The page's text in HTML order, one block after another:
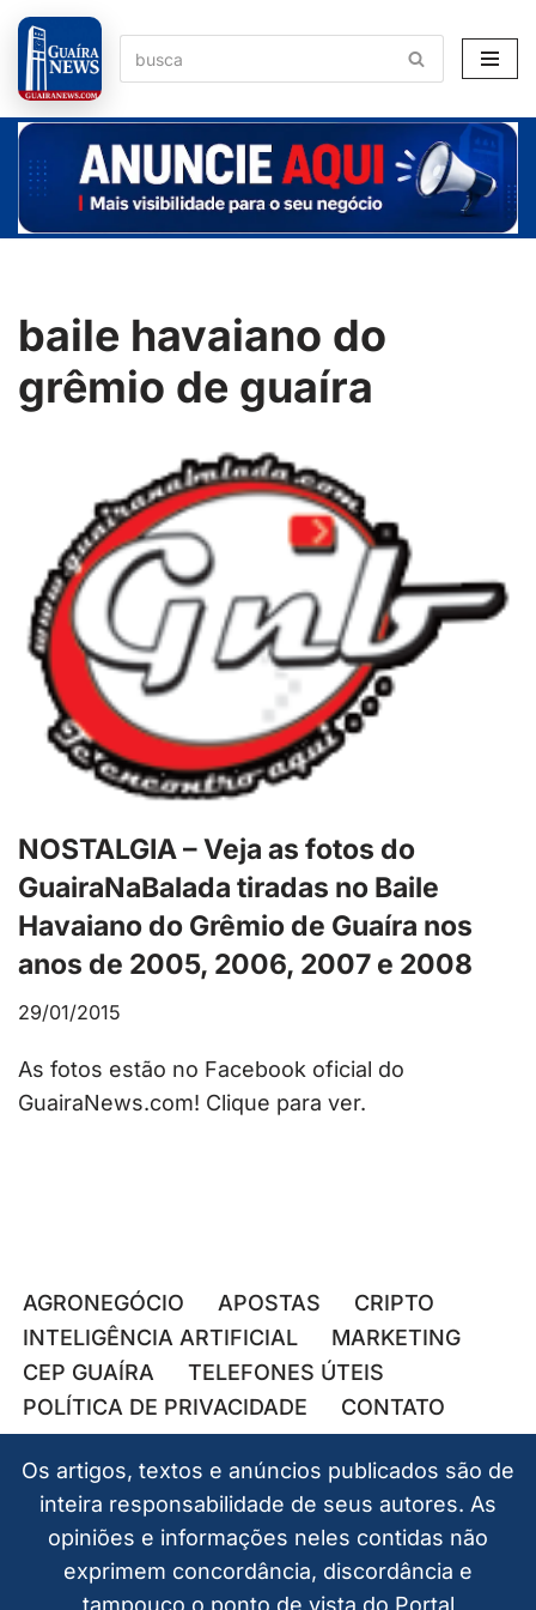
Pular
para
o
conteúdo
baile havaiano do
grêmio de guaíra
NOSTALGIA – Veja as fotos do
GuairaNaBalada tiradas no Baile
Havaiano do Grêmio de Guaíra nos
anos de 2005, 2006, 2007 e 2008
29/01/2015
As fotos estão no Facebook oficial do
GuairaNews.com! Clique para ver.
AGRONEGÓCIO APOSTAS
CRIPTO
INTELIGÊNCIA ARTIFICIAL
MARKETING
CEP GUAÍRA
TELEFONES ÚTEIS
POLÍTICA DE PRIVACIDADE
CONTATO
Os artigos, textos e anúncios publicados são de
inteira responsabilidade de seus autores. As
opiniões e informações neles contidas não
exprimem concordância, discordância e